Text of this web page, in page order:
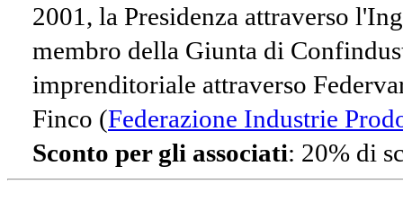
2001, la Presidenza attraverso
membro della Giunta di
imprenditoriale attraverso
Finco (Federazione Industrie
Sconto per gli associati: 20% di